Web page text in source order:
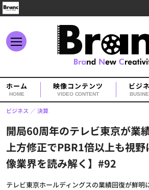
ホーム
HOME
映像コンテンツ
VIDEO CONTENT
ビジ
開局60周年のテレビ東京が業
上方修正でPBR1倍以上も視
像業界を読み解く】#92
テレビ東京ホールディングスの業績回復が鮮明
ビジネス 決算